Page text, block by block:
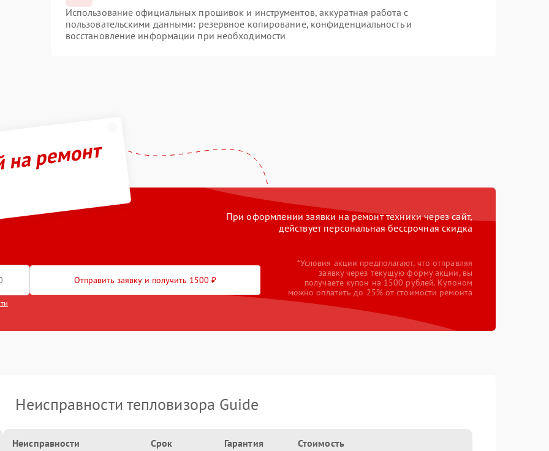
Использование официальных прошивок и инструментов, аккуратная работа с
пользовательскими данными: резервное копирование, конфиденциальность и
восстановление информации при необходимости
ремонт
При оформлении заявки на ремонт техники через сайт,
действует персональная бессрочная скидка
Отправить заявку и получить 1500 ₽
*Условия акции предполагают, что отправляя
заявку через текущую форму акции, вы
получаете купон на 1500 рублей. Купоном
можно оплатить до 25% от стоимости ремонта
Неисправности тепловизора Guide
Неисправности Срок Гарантия Стоимость